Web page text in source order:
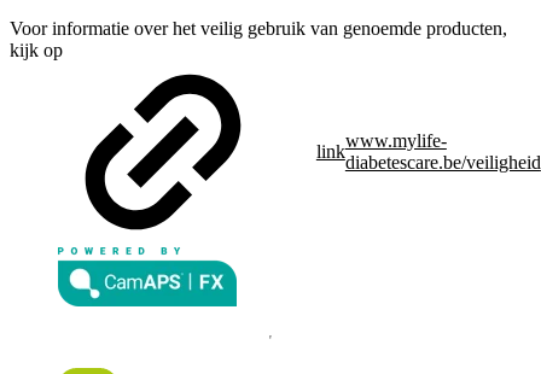
Voor informatie over het veilig gebruik van genoemde producten,
kijk op
link
www.mylife-
diabetescare.be/veiligheid